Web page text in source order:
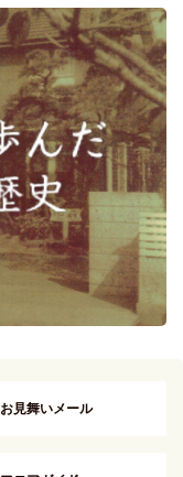
お見舞いメール